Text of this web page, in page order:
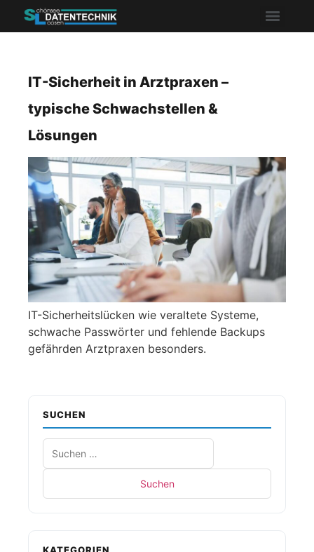
SUCHEN
IT-Sicherheit in Arztpraxen –
typische Schwachstellen &
Lösungen
IT-Sicherheitslücken wie veraltete Systeme,
schwache Passwörter und fehlende Backups
gefährden Arztpraxen besonders.